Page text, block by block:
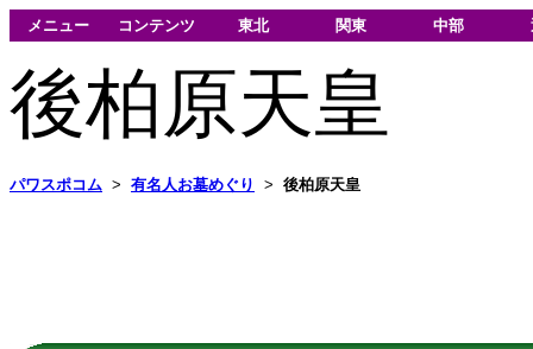
メニュー コンテンツ 東北 関東 中部
後柏原天皇
パワスポコム > 有名人お墓めぐり > 後柏原天皇